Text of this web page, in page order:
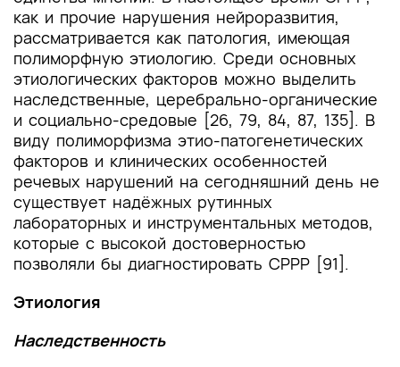
как и прочие нарушения нейроразвития,
рассматривается как патология, имеющая
полиморфную этиологию. Среди основных
этиологических факторов можно выделить
наследственные, церебрально-органические
и социально-средовые [26, 79, 84, 87, 135]. В
виду полиморфизма этио-патогенетических
факторов и клинических особенностей
речевых нарушений на сегодняшний день не
существует надёжных рутинных
лабораторных и инструментальных методов,
которые с высокой достоверностью
позволяли бы диагностировать СРРР [91].
Этиология
Наследственность